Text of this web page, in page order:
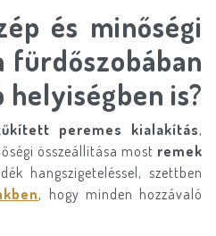
és minőségi
helyiségben is?
peremes kialakítás,
összeállítása most remek
hangszigeteléssel, szettben
, hogy minden hozzávaló